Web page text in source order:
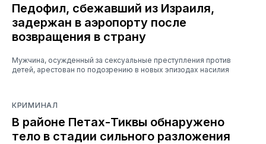
Педофил, сбежавший из Израиля,
задержан в аэропорту после
возвращения в страну
Мужчина, осужденный за сексуальные преступления против
детей, арестован по подозрению в новых эпизодах насилия
КРИМИНАЛ
В районе Петах-Тиквы обнаружено
тело в стадии сильного разложения